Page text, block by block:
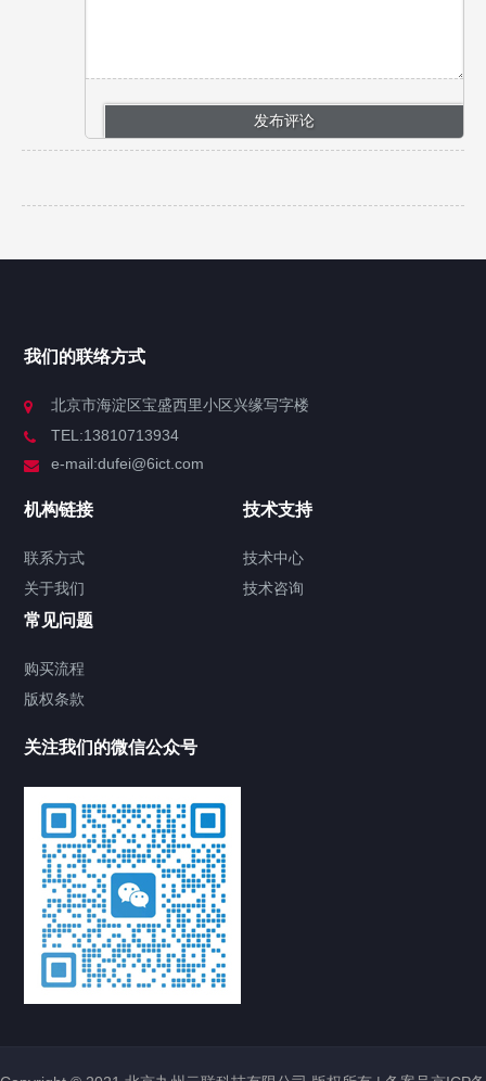
我们的联络方式
北京市海淀区宝盛西里小区兴缘写字楼
TEL:13810713934
e-mail:dufei@6ict.com
机构链接
联系方式
关于我们
技术支持
技术中心
技术咨询
常见问题
购买流程
版权条款
关注我们的微信公众号